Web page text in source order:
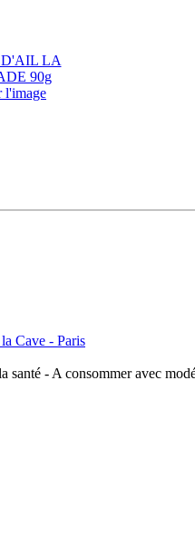
l'image
Cave - Paris
santé - A consommer avec